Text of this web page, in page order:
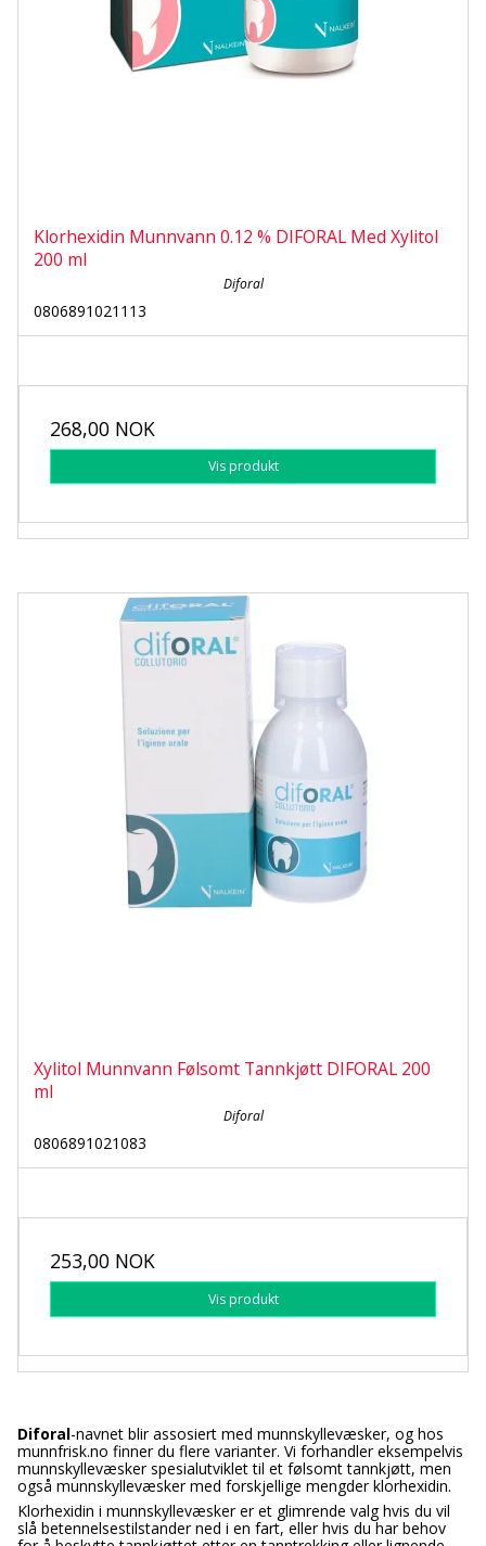
Klorhexidin Munnvann 0.12 % DIFORAL Med Xylitol
200 ml
Diforal
0806891021113
268,00 NOK
Vis produkt
Xylitol Munnvann Følsomt Tannkjøtt DIFORAL 200
ml
Diforal
0806891021083
253,00 NOK
Vis produkt
Diforal-navnet blir assosiert med munnskyllevæsker, og hos
munnfrisk.no finner du flere varianter. Vi forhandler eksempelvis
munnskyllevæsker spesialutviklet til et følsomt tannkjøtt, men
også munnskyllevæsker med forskjellige mengder klorhexidin.
Klorhexidin i munnskyllevæsker er et glimrende valg hvis du vil
slå betennelsestilstander ned i en fart, eller hvis du har behov